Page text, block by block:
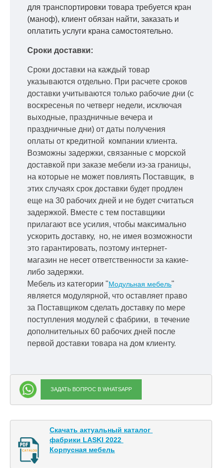
для транспортировки товара требуется кран
(маноф), клиент обязан найти, заказать и
оплатить услуги крана самостоятельно.
Сроки доставки:
Сроки доставки на каждый товар
указываются отдельно. При расчете сроков
доставки учитываются только рабочие дни (с
воскресенья по четверг недели, исключая
выходные, праздничные вечера и
праздничные дни) от даты получения
оплаты от кредитной компании клиента.
Возможны задержки, связанные с морской
доставкой при заказе мебели из-за границы,
на которые не может повлиять Поставщик, в
этих случаях срок доставки будет продлен
еще на 30 рабочих дней и не будет считаться
задержкой. Вместе с тем поставщики
прилагают все усилия, чтобы максимально
ускорить доставку, но, не имея возможности
это гарантировать, поэтому интернет-
магазин не несет ответственности за какие-
либо задержки.
Мебель из категории "Модульная мебель"
является модулярной, что оставляет право
за Поставщиком сделать доставку по мере
поступления модулей с фабрики, в течение
дополнительных 60 рабочих дней после
первой доставки товара на дом клиенту.
ЗАДАТЬ ВОПРОС В WHATSAPP
Скачать актуальный каталог
фабрики LASKI 2022
Корпусная мебель